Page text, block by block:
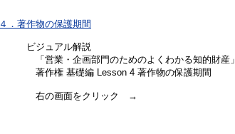
４．著作物の保護期間
ビジュアル解説
「営業・企画部門のためのよくわかる知的財産」
著作権 基礎編 Lesson 4 著作物の保護期間
右の画面をクリック →